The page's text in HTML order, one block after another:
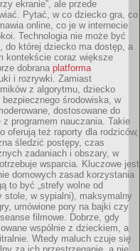
ekranie”, ale przede
Pytać, w co dziecko gra, co
online, co je w internecie
Technologia nie może być
do której dziecko ma dostęp, a
kontekście coraz większe
dobrana platforma
i rozrywki. Zamiast
z algorytmu, dziecko
środowiska, w
dostosowane do
z programem nauczania. Takie
oferują też raporty dla rodziców,
śledzić postępy, czas
zadaniach i obszary, w
wsparcia. Kluczowe jest
domowych zasad korzystania
to być „strefy wolne od
stole, w sypialni), maksymalny
umówione pory na bajki czy
filmowe. Dobrze, gdy
wspólnie z dzieckiem, a
Wtedy maluch czuje się